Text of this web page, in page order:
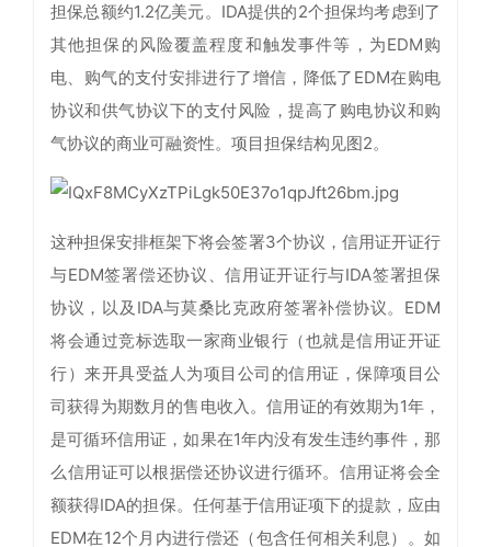
担保总额约1.2亿美元。IDA提供的2个担保均考虑到了
其他担保的风险覆盖程度和触发事件等，为EDM购
电、购气的支付安排进行了增信，降低了EDM在购电
协议和供气协议下的支付风险，提高了购电协议和购
气协议的商业可融资性。项目担保结构见图2。
这种担保安排框架下将会签署3个协议，信用证开证行
与EDM签署偿还协议、信用证开证行与IDA签署担保
协议，以及IDA与莫桑比克政府签署补偿协议。EDM
将会通过竞标选取一家商业银行（也就是信用证开证
行）来开具受益人为项目公司的信用证，保障项目公
司获得为期数月的售电收入。信用证的有效期为1年，
是可循环信用证，如果在1年内没有发生违约事件，那
么信用证可以根据偿还协议进行循环。信用证将会全
额获得IDA的担保。任何基于信用证项下的提款，应由
EDM在12个月内进行偿还（包含任何相关利息）。如